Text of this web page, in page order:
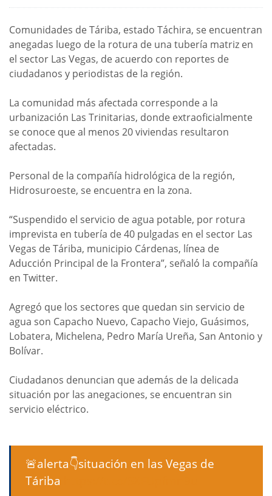
Comunidades de Táriba, estado Táchira, se encuentran
anegadas luego de la rotura de una tubería matriz en
el sector Las Vegas, de acuerdo con reportes de
ciudadanos y periodistas de la región.
La comunidad más afectada corresponde a la
urbanización Las Trinitarias, donde extraoficialmente
se conoce que al menos 20 viviendas resultaron
afectadas.
Personal de la compañía hidrológica de la región,
Hidrosuroeste, se encuentra en la zona.
“Suspendido el servicio de agua potable, por rotura
imprevista en tubería de 40 pulgadas en el sector Las
Vegas de Táriba, municipio Cárdenas, línea de
Aducción Principal de la Frontera”, señaló la compañía
en Twitter.
Agregó que los sectores que quedan sin servicio de
agua son Capacho Nuevo, Capacho Viejo, Guásimos,
Lobatera, Michelena, Pedro María Ureña, San Antonio y
Bolívar.
Ciudadanos denuncian que además de la delicada
situación por las anegaciones, se encuentran sin
servicio eléctrico.
🚨alerta👇situación en las Vegas de
Táriba